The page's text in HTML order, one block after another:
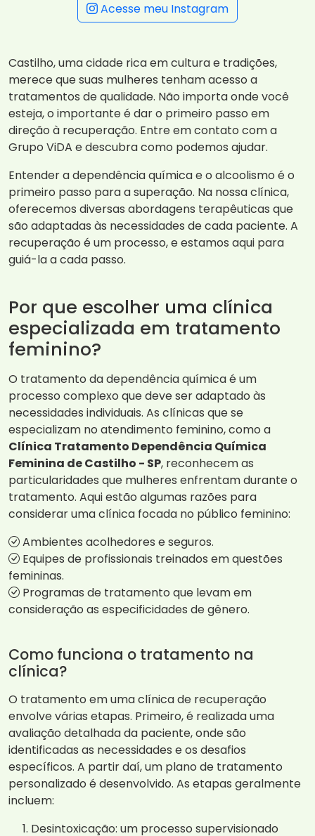
Acesse meu Instagram
Castilho, uma cidade rica em cultura e tradições,
merece que suas mulheres tenham acesso a
tratamentos de qualidade. Não importa onde você
esteja, o importante é dar o primeiro passo em
direção à recuperação. Entre em contato com a
Grupo ViDA e descubra como podemos ajudar.
Entender a dependência química e o alcoolismo é o
primeiro passo para a superação. Na nossa clínica,
oferecemos diversas abordagens terapêuticas que
são adaptadas às necessidades de cada paciente. A
recuperação é um processo, e estamos aqui para
guiá-la a cada passo.
Por que escolher uma clínica
especializada em tratamento
feminino?
O tratamento da dependência química é um
processo complexo que deve ser adaptado às
necessidades individuais. As clínicas que se
especializam no atendimento feminino, como a
Clínica Tratamento Dependência Química
Feminina de Castilho - SP, reconhecem as
particularidades que mulheres enfrentam durante o
tratamento. Aqui estão algumas razões para
considerar uma clínica focada no público feminino:
Ambientes acolhedores e seguros.
Equipes de profissionais treinados em questões
femininas.
Programas de tratamento que levam em
consideração as especificidades de gênero.
Como funciona o tratamento na
clínica?
O tratamento em uma clínica de recuperação
envolve várias etapas. Primeiro, é realizada uma
avaliação detalhada da paciente, onde são
identificadas as necessidades e os desafios
específicos. A partir daí, um plano de tratamento
personalizado é desenvolvido. As etapas geralmente
incluem:
Desintoxicação: um processo supervisionado